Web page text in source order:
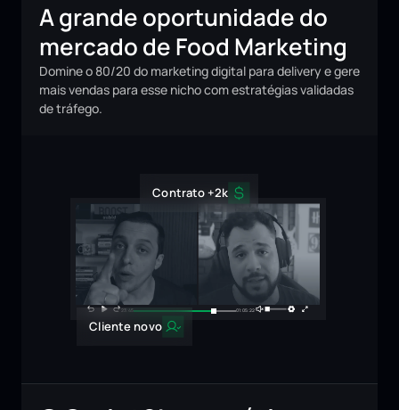
A grande oportunidade do
mercado de Food Marketing
Domine o 80/20 do marketing digital para delivery e gere
mais vendas para esse nicho com estratégias validadas
de tráfego.
23:45 01:05:22
Contrato +2k
Cliente novo